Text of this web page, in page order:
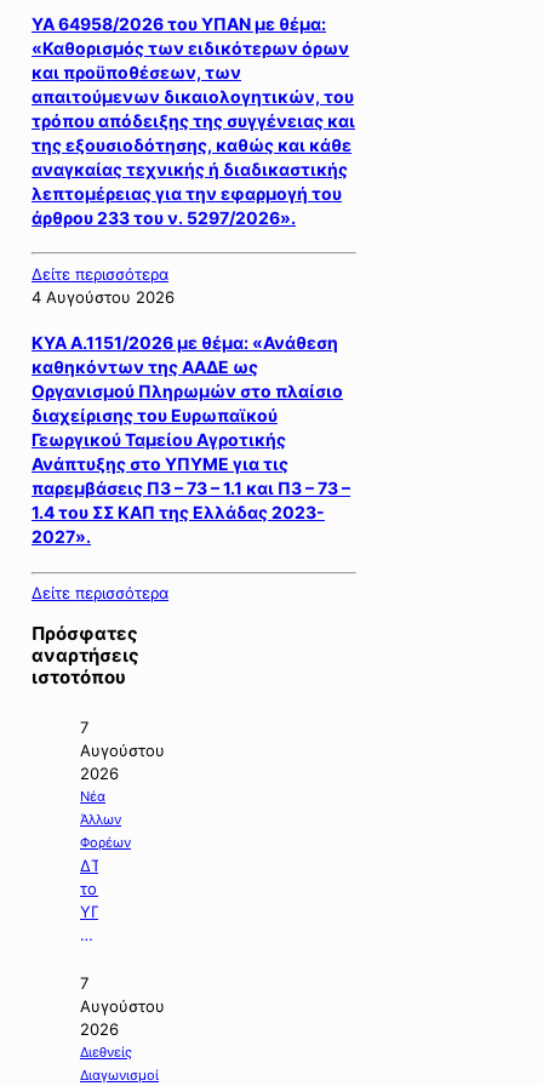
ΥΑ 64958/2026 του ΥΠΑΝ με θέμα:
«Καθορισμός των ειδικότερων όρων
και προϋποθέσεων, των
απαιτούμενων δικαιολογητικών, του
τρόπου απόδειξης της συγγένειας και
της εξουσιοδότησης, καθώς και κάθε
αναγκαίας τεχνικής ή διαδικαστικής
λεπτομέρειας για την εφαρμογή του
άρθρου 233 του ν. 5297/2026».
Δείτε περισσότερα
4 Αυγούστου 2026
ΚΥΑ Α.1151/2026 με θέμα: «Ανάθεση
καθηκόντων της ΑΑΔΕ ως
Οργανισμού Πληρωμών στο πλαίσιο
διαχείρισης του Ευρωπαϊκού
Γεωργικού Ταμείου Αγροτικής
Ανάπτυξης στο ΥΠΥΜΕ για τις
παρεμβάσεις Π3 – 73 – 1.1 και Π3 – 73 –
1.4 του ΣΣ ΚΑΠ της Ελλάδας 2023-
2027».
Δείτε περισσότερα
Πρόσφατες
αναρτήσεις
ιστοτόπου
7
Αυγούστου
2026
Νέα
Άλλων
Φορέων
ΔΤ
του
ΥΠΠΕΝ
με
«Ειδικό
Χωροταξικό
Πλαίσιο
για
τον
7
Αυγούστου
2026
Διεθνείς
Διαγωνισμοί